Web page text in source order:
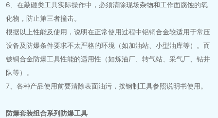
6、在敲砸类工具实际操作中，必须清除现场杂物和工作面腐蚀的氧
化物，防止第三者撞击。
根据以上性能及使用，说明在正常使用过程中铝铜合金较适用于常压
设备及防爆条件要求不太严格的环境（如加油站、小型油库等）。而
铍铜合金防爆工具性能的适用性（如炼油厂、转气站、采气厂、钻井
队等）。
7、各种产品使用前要清除表面油污，按钢制工具参照说明书使用。
防爆套装组合系列防爆工具